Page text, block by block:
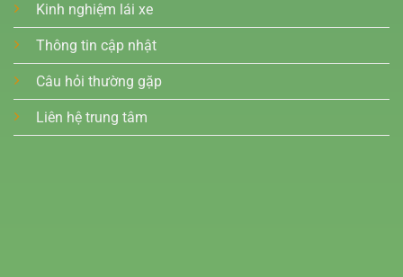
Kinh nghiệm lái xe
Thông tin cập nhật
Câu hỏi thường gặp
Liên hệ trung tâm